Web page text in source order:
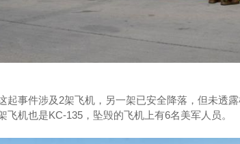
起事件涉及2架飞机，另一架已安全降落，但未透
飞机也是KC-135，坠毁的飞机上有6名美军人员。